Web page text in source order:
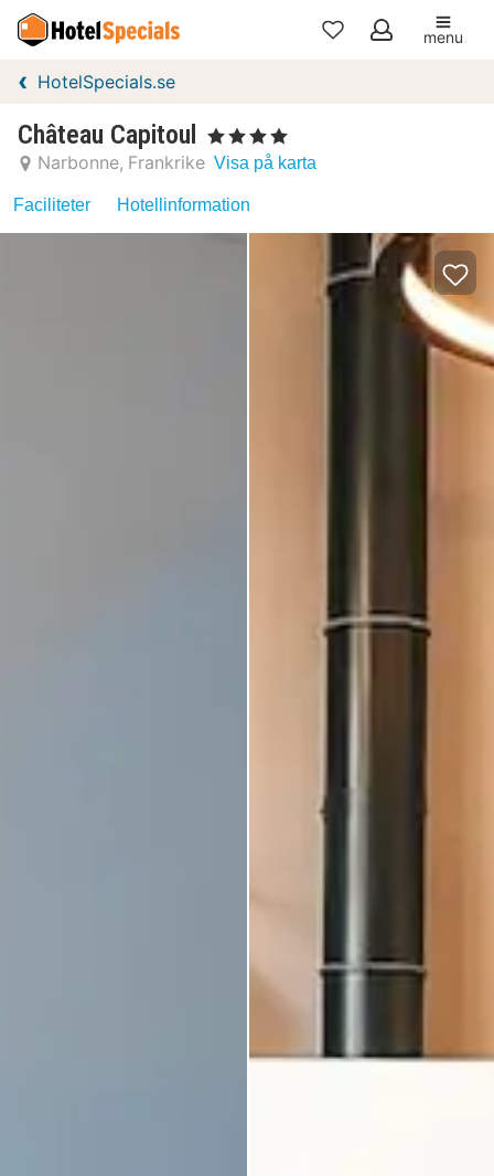
Mina
menu
HotelSpecials.se
Château Capitoul , 4 Stjärnor
Narbonne Frankrike Visa på karta
Faciliteter Hotellinformation